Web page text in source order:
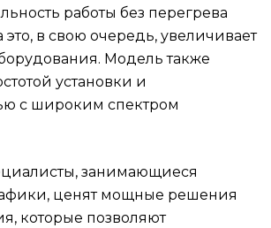
работы без перегрева
это, в свою очередь, увеличивает
Модель также
установки и
с широким спектром
занимающиеся
ценят мощные решения
которые позволяют